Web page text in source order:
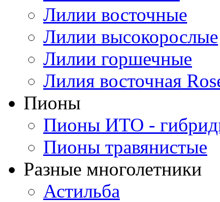
Лилии восточные
Лилии высокорослые
Лилии горшечные
Лилия восточная
Пионы
Пионы ИТО -
Пионы травянистые
Разные многолетники
Астильба